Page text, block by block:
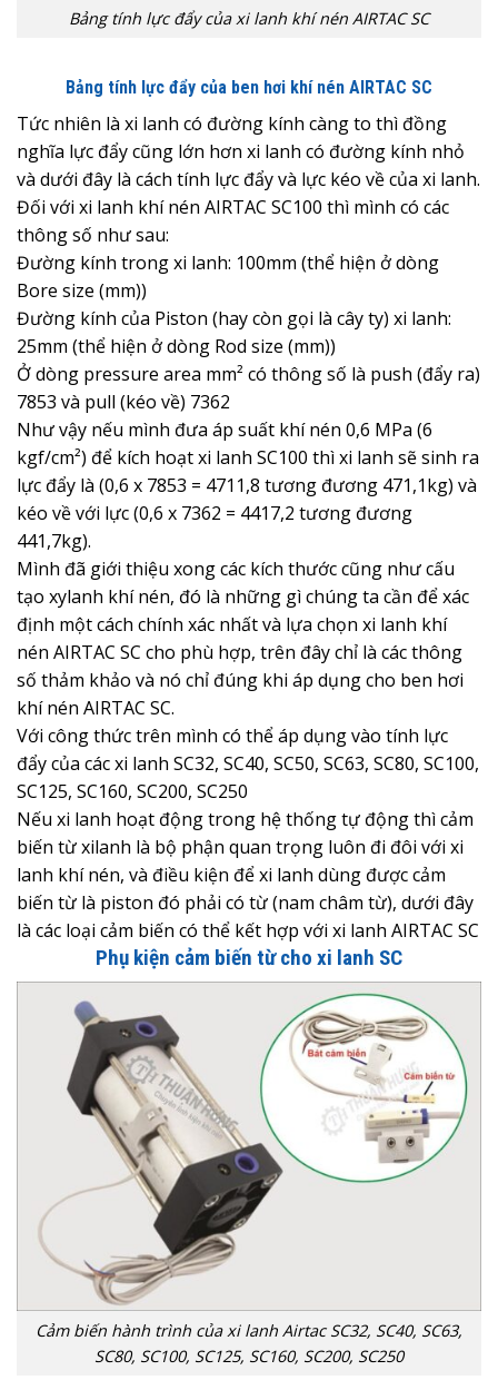
Bảng tính lực đẩy của xi lanh khí nén AIRTAC SC
Bảng tính lực đẩy của ben hơi khí nén AIRTAC SC
Tức nhiên là xi lanh có đường kính càng to thì đồng
nghĩa lực đẩy cũng lớn hơn xi lanh có đường kính nhỏ
và dưới đây là cách tính lực đẩy và lực kéo về của xi lanh.
Đối với xi lanh khí nén AIRTAC SC100 thì mình có các
thông số như sau:
Đường kính trong xi lanh: 100mm (thể hiện ở dòng
Bore size (mm))
Đường kính của Piston (hay còn gọi là cây ty) xi lanh:
25mm (thể hiện ở dòng Rod size (mm))
Ở dòng pressure area mm² có thông số là push (đẩy ra)
7853 và pull (kéo về) 7362
Như vậy nếu mình đưa áp suất khí nén 0,6 MPa (6
kgf/cm²) để kích hoạt xi lanh SC100 thì xi lanh sẽ sinh ra
lực đẩy là (0,6 x 7853 = 4711,8 tương đương 471,1kg) và
kéo về với lực (0,6 x 7362 = 4417,2 tương đương
441,7kg).
Mình đã giới thiệu xong các kích thước cũng như cấu
tạo xylanh khí nén, đó là những gì chúng ta cần để xác
định một cách chính xác nhất và lựa chọn xi lanh khí
nén AIRTAC SC cho phù hợp, trên đây chỉ là các thông
số thảm khảo và nó chỉ đúng khi áp dụng cho ben hơi
khí nén AIRTAC SC.
Với công thức trên mình có thể áp dụng vào tính lực
đẩy của các xi lanh SC32, SC40, SC50, SC63, SC80, SC100,
SC125, SC160, SC200, SC250
Nếu xi lanh hoạt động trong hệ thống tự động thì cảm
biến từ xilanh là bộ phận quan trọng luôn đi đôi với xi
lanh khí nén, và điều kiện để xi lanh dùng được cảm
biến từ là piston đó phải có từ (nam châm từ), dưới đây
là các loại cảm biến có thể kết hợp với xi lanh AIRTAC SC
Phụ kiện cảm biến từ cho xi lanh SC
Cảm biến hành trình của xi lanh Airtac SC32, SC40, SC63,
SC80, SC100, SC125, SC160, SC200, SC250